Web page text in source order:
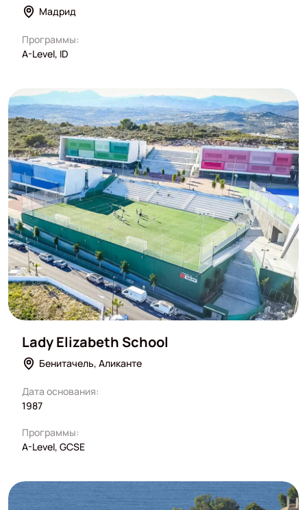
Мадрид
Программы:
A-Level, ID
Lady Elizabeth School
Бенитачель, Аликанте
Дата основания:
1987
Программы:
A-Level, GCSE